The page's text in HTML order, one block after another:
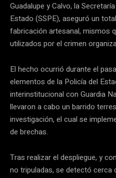
Guadalupe y Calvo, la
Estado (SSPE), aseguró un
fabricación artesanal, mismos
utilizados por el crimen
El hecho ocurrió durante el
elementos de la Policía del
interinstitucional con Guardia
llevaron a cabo un barrido
investigación, el cual se
de brechas.
Tras realizar el despliegue, y
no tripuladas, se detectó cerca